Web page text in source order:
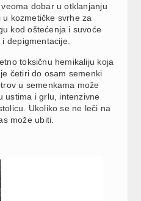
dobar u otklanjanju
kozmetičke svrhe za
kod oštećenja i suvoće
depigmentacije.
toksičnu hemikaliju koja
četiri do osam semenki
u semenkama može
ustima i grlu, intenzivne
Ukoliko se ne leči na
može ubiti.